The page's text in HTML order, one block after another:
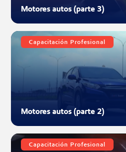
Motores autos (parte 3)
Capacitación Profesional
Motores autos (parte 2)
Capacitación Profesional